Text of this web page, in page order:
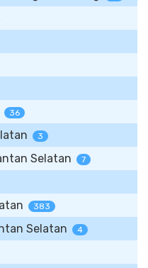
36
3
Selatan 7
383
Selatan 4